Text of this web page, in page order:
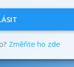
Změňte ho zde